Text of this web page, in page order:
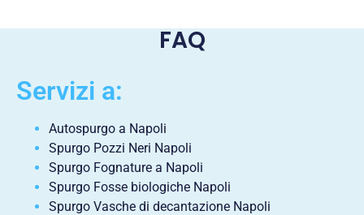
FAQ
Servizi a:
Autospurgo a Napoli
Spurgo Pozzi Neri Napoli
Spurgo Fognature a Napoli
Spurgo Fosse biologiche Napoli
Spurgo Vasche di decantazione Napoli